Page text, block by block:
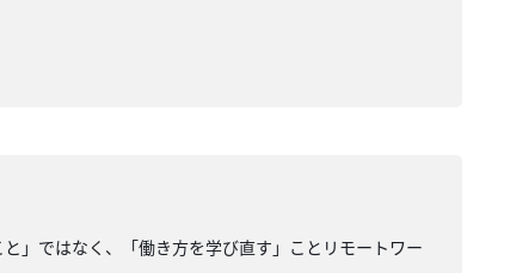
」ではなく、「働き方を学び直す」ことリモートワー